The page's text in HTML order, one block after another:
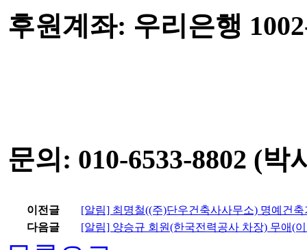
후원계좌: 우리은행
문의 : 010-6533-8802 (박
이전글
[알림] 최명철((주)단우건축사사무소) 명예건
다음글
[알림] 양승규 회원(한국전력공사 차장) 무애(